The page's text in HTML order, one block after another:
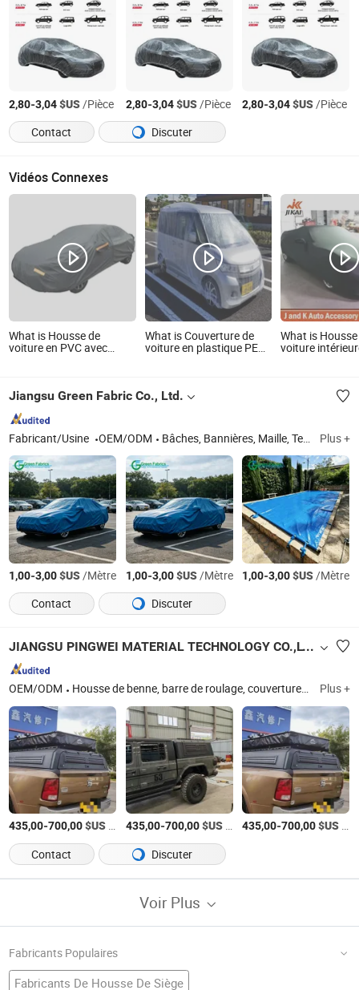
2,80-3,04$US/Pièce 2,80-3,04$US/Pièce 2,80-3,04$US/Pièce
Contact
Discuter
Vidéos Connexes
What is Housse de
voiture en PVC avec
What is Couverture de
voiture en plastique PE
Automoviles Plastico
Plastique
What is
voiture
Jiangsu Green Fabric Co., Ltd.
Fabricant/Usine OEM/ODM Bâches, Bannières, Maille, Textile, Tissu, Tissu de auvent, Tissu de tente, Standard de bannière, Flamme, Ombres solaires Plus +
1,00-3,00$US/Mètre 1,00-3,00$US/Mètre 1,00-3,00$US/Mètre
Contact
Discuter
JIANGSU PINGWEI MATERIAL TECHNOLOGY CO.,LTD
OEM/ODM Housse de benne, barre de roulage, couverture de lit de camion, tente de toit, tente de toit, auvent de camion, 4X4 barre de roulage, auvent de pick-up Plus +
435,00-700,00$US 435,00-700,00$US/Pièce 435,00-700,00$US
Contact
Discuter
Voir Plus
Fabricants Populaires
Fabricants De Housse De Siège